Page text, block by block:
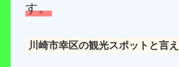
す。
川崎市幸区の観光スポットと言